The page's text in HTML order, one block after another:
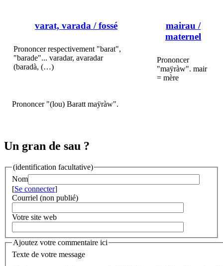
varat, varada / fossé
Prononcer respectivement "barat",
"barade"... varadar, avaradar
(baradà, (…)
mairau /
maternel
Prononcer
"maÿràw". mair
= mère
Prononcer "(lou) Baratt maÿràw".
Un gran de sau ?
(identification facultative)
Nom
[Se connecter]
Courriel (non publié)
Votre site web
Ajoutez votre commentaire ici
Texte de votre message